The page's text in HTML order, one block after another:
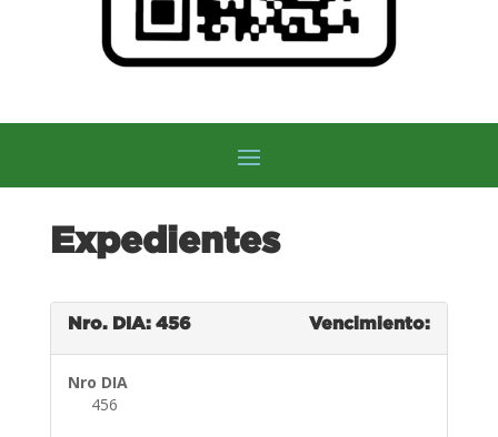
Expedientes
Nro. DIA: 456 Vencimiento:
Nro DIA
456